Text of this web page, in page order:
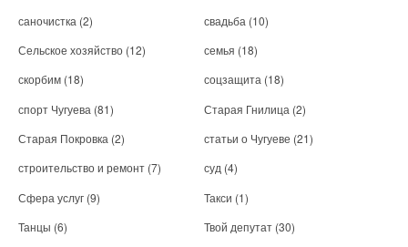
саночистка (2) свадьба (10)
Сельское хозяйство (12) семья (18)
скорбим (18) соцзащита (18)
спорт Чугуева (81) Старая Гнилица (2)
Старая Покровка (2) статьи о Чугуеве (21)
строительство и ремонт (7) суд (4)
Сфера услуг (9) Такси (1)
Танцы (6) Твой депутат (30)